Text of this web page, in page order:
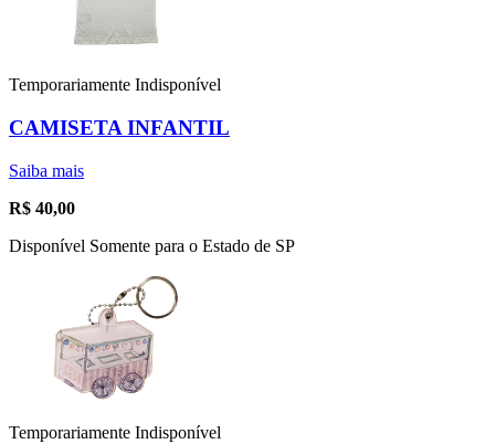
Temporariamente Indisponível
CAMISETA INFANTIL
Saiba mais
R$ 40,00
Disponível Somente para o Estado de SP
Temporariamente Indisponível